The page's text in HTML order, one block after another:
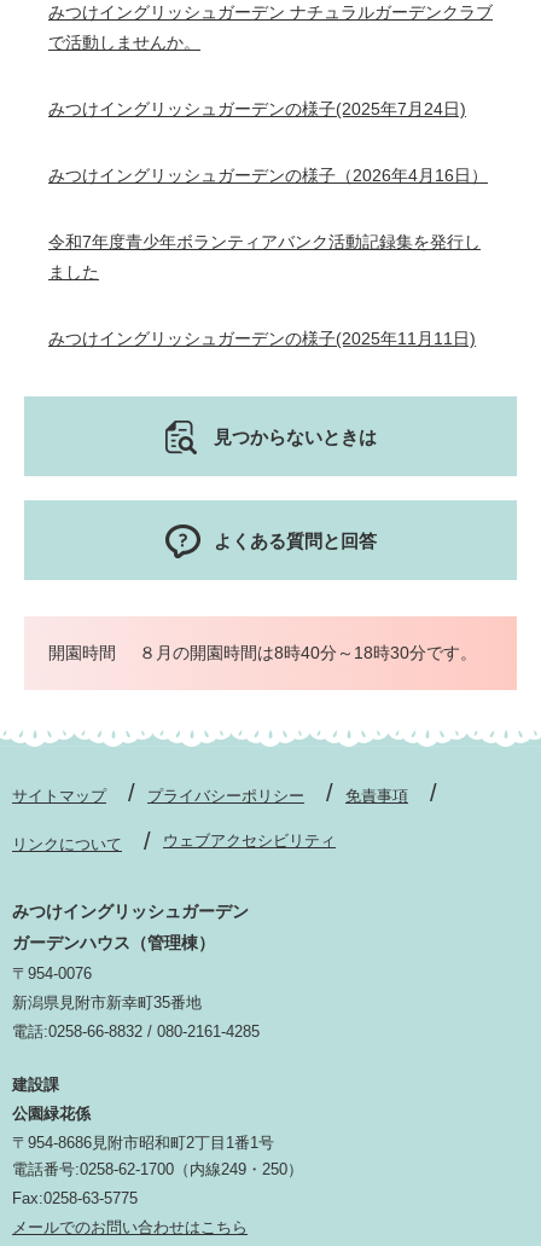
みつけイングリッシュガーデン ナチュラルガーデンクラブ
で活動しませんか。
みつけイングリッシュガーデンの様子(2025年7月24日)
みつけイングリッシュガーデンの様子（2026年4月16日）
令和7年度青少年ボランティアバンク活動記録集を発行し
ました
みつけイングリッシュガーデンの様子(2025年11月11日)
見つからないときは
よくある質問と回答
開園時間 ８月の開園時間は8時40分～18時30分です。
サイトマップ プライバシーポリシー 免責事項
リンクについて ウェブアクセシビリティ
みつけイングリッシュガーデン
ガーデンハウス（管理棟）
〒954-0076
新潟県見附市新幸町35番地
電話:0258-66-8832 / 080-2161-4285
建設課
公園緑花係
〒954-8686見附市昭和町2丁目1番1号
電話番号:0258-62-1700（内線249・250）
Fax:0258-63-5775
メールでのお問い合わせはこちら